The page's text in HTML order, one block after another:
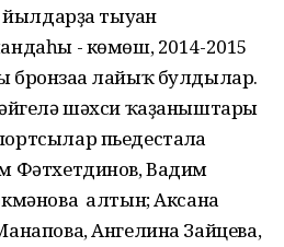
тыуған
- көмөш, 2014-2015
лайыҡ булдылар.
шәхси ҡаҙаныштары
пьедесталға
Фәтхетдинов, Вадим
алтын; Аксана
Ангелина Зайцева,